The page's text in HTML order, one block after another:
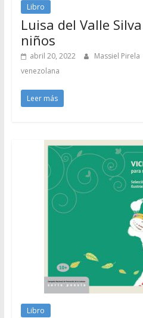
Libro
Luisa del Valle
niños
abril 20, 2022 Massiel Pirela
venezolana
Leer más
Libro